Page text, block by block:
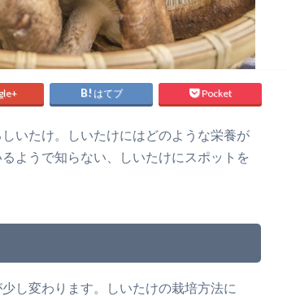
はてブ Pocket
いたけ。しいたけにはどのような栄養が
ようで知らない、しいたけにスポットを
し変わります。しいたけの栽培方法に